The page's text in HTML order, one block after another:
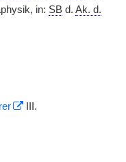
in: SB d. Ak. d.
III.